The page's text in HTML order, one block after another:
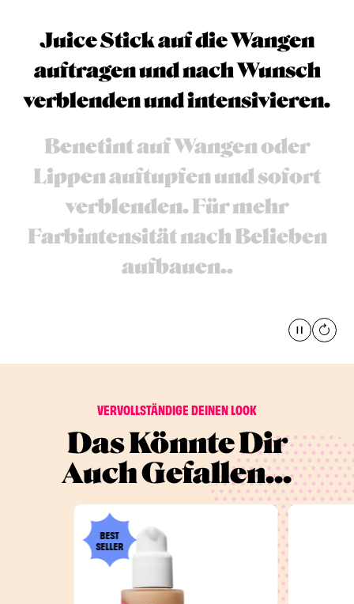
Juice Stick auf die Wangen
auftragen und nach Wunsch
verblenden und intensivieren.
Benetint auf Wangen oder
Lippen auftupfen und sofort
verblenden. Für mehr
Farbintensität nach Belieben
aufbauen..
Pause
VERVOLLSTÄNDIGE DEINEN LOOK
Das Könnte Dir
Auch Gefallen...
BEST
SELLER